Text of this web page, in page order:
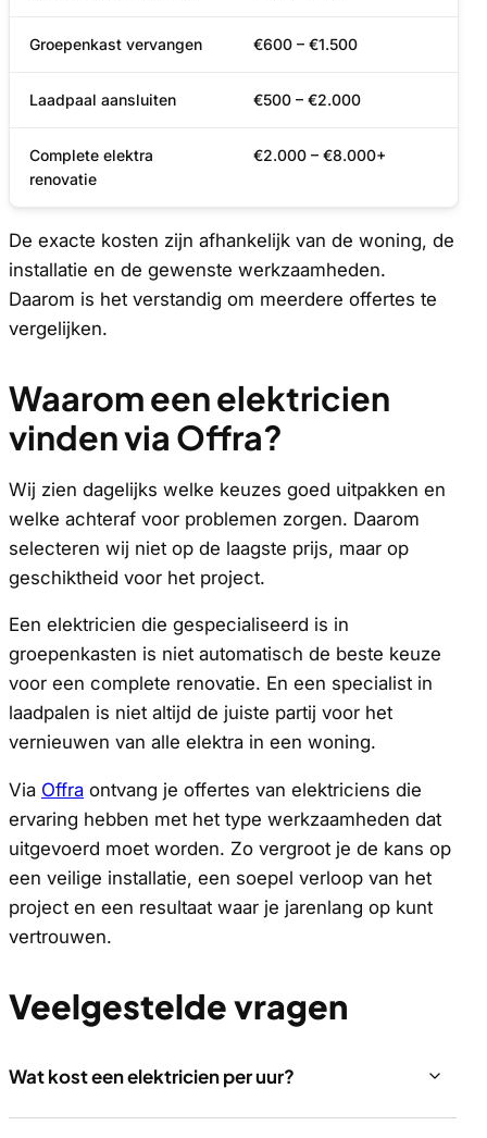
Groepenkast vervangen €600 – €1.500
Laadpaal aansluiten €500 – €2.000
Complete elektra
renovatie
€2.000 – €8.000+
De exacte kosten zijn afhankelijk van de woning, de
installatie en de gewenste werkzaamheden.
Daarom is het verstandig om meerdere offertes te
vergelijken.
Waarom een elektricien
vinden via Offra?
Wij zien dagelijks welke keuzes goed uitpakken en
welke achteraf voor problemen zorgen. Daarom
selecteren wij niet op de laagste prijs, maar op
geschiktheid voor het project.
Een elektricien die gespecialiseerd is in
groepenkasten is niet automatisch de beste keuze
voor een complete renovatie. En een specialist in
laadpalen is niet altijd de juiste partij voor het
vernieuwen van alle elektra in een woning.
Via Offra ontvang je offertes van elektriciens die
ervaring hebben met het type werkzaamheden dat
uitgevoerd moet worden. Zo vergroot je de kans op
een veilige installatie, een soepel verloop van het
project en een resultaat waar je jarenlang op kunt
vertrouwen.
Veelgestelde vragen
Wat kost een elektricien per uur?